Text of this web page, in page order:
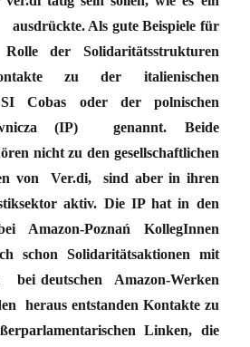
Als gute Beispiele für
Rolle der Solidaritätsstrukturen
zu der italienischen
SI Cobas oder der polnischen
(IP) genannt. Beide
nicht zu den gesellschaftlichen
von Ver.di, sind aber in ihren
aktiv. Die IP hat in den
Amazon-Poznań KollegInnen
schon Solidaritätsaktionen mit
deutschen Amazon-Werken
heraus entstanden Kontakte zu
Linken, die